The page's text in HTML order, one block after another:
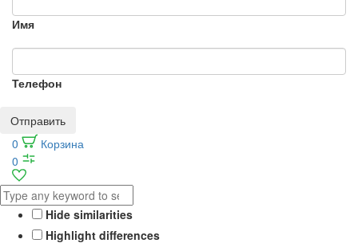
Имя
Телефон
Отправить
0
Корзина
0
Hide similarities
Highlight differences